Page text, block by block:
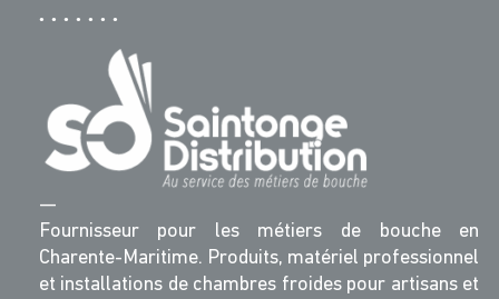
—
Fournisseur pour les métiers de bouche en
Charente-Maritime. Produits, matériel professionnel
et installations de chambres froides pour artisans et